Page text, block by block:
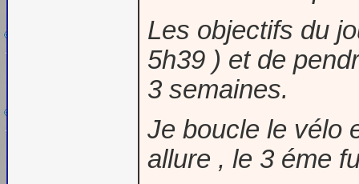
Les objectifs du
5h39 ) et de
3 semaines.
Je boucle le vélo
allure , le 3 éme